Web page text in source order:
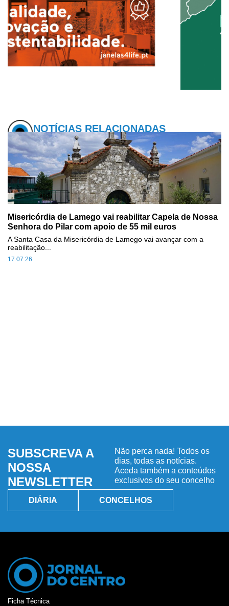
NOTÍCIAS RELACIONADAS
Misericórdia de Lamego vai reabilitar Capela de Nossa
Senhora do Pilar com apoio de 55 mil euros
17.07.26
A Santa Casa da Misericórdia de Lamego vai avançar com a
reabilitação...
SUBSCREVA A
NOSSA
NEWSLETTER
Não perca nada! Todos os
dias, todas as notícias.
Aceda também a conteúdos
exclusivos do seu concelho
DIÁRIA CONCELHOS
Ficha Técnica